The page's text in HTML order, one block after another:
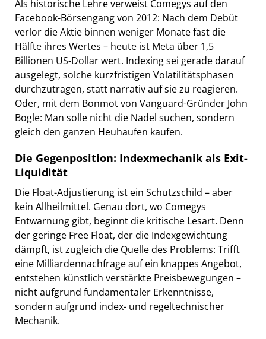
Als historische Lehre verweist Comegys auf den
Facebook-Börsengang von 2012: Nach dem Debüt
verlor die Aktie binnen weniger Monate fast die
Hälfte ihres Wertes – heute ist Meta über 1,5
Billionen US-Dollar wert. Indexing sei gerade darauf
ausgelegt, solche kurzfristigen Volatilitätsphasen
durchzutragen, statt narrativ auf sie zu reagieren.
Oder, mit dem Bonmot von Vanguard-Gründer John
Bogle: Man solle nicht die Nadel suchen, sondern
gleich den ganzen Heuhaufen kaufen.
Die Gegenposition: Indexmechanik als Exit-
Liquidität
Die Float-Adjustierung ist ein Schutzschild – aber
kein Allheilmittel. Genau dort, wo Comegys
Entwarnung gibt, beginnt die kritische Lesart. Denn
der geringe Free Float, der die Indexgewichtung
dämpft, ist zugleich die Quelle des Problems: Trifft
eine Milliardennachfrage auf ein knappes Angebot,
entstehen künstlich verstärkte Preisbewegungen –
nicht aufgrund fundamentaler Erkenntnisse,
sondern aufgrund index- und regeltechnischer
Mechanik.